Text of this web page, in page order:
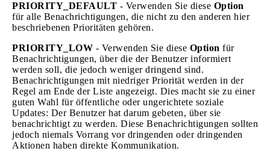
PRIORITY_DEFAULT - Verwenden Sie diese Option
für alle Benachrichtigungen, die nicht zu den anderen hier
beschriebenen Prioritäten gehören.
PRIORITY_LOW - Verwenden Sie diese Option für
Benachrichtigungen, über die der Benutzer informiert
werden soll, die jedoch weniger dringend sind.
Benachrichtigungen mit niedriger Priorität werden in der
Regel am Ende der Liste angezeigt. Dies macht sie zu einer
guten Wahl für öffentliche oder ungerichtete soziale
Updates: Der Benutzer hat darum gebeten, über sie
benachrichtigt zu werden. Diese Benachrichtigungen sollten
jedoch niemals Vorrang vor dringenden oder dringenden
Aktionen haben direkte Kommunikation.